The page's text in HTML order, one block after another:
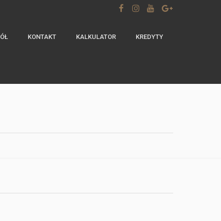
KONTAKT KALKULATOR KREDYTY